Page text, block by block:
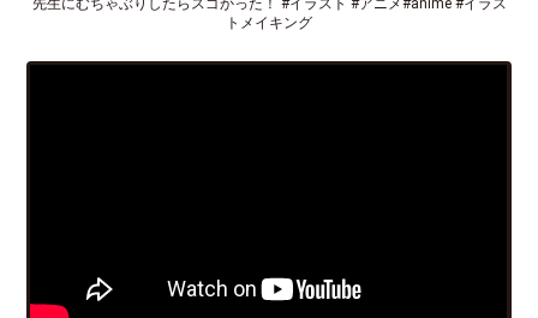
先生にむちゃぶりしたらスゴかった！ #イラスト #アニメ#anime #イラス
トメイキング